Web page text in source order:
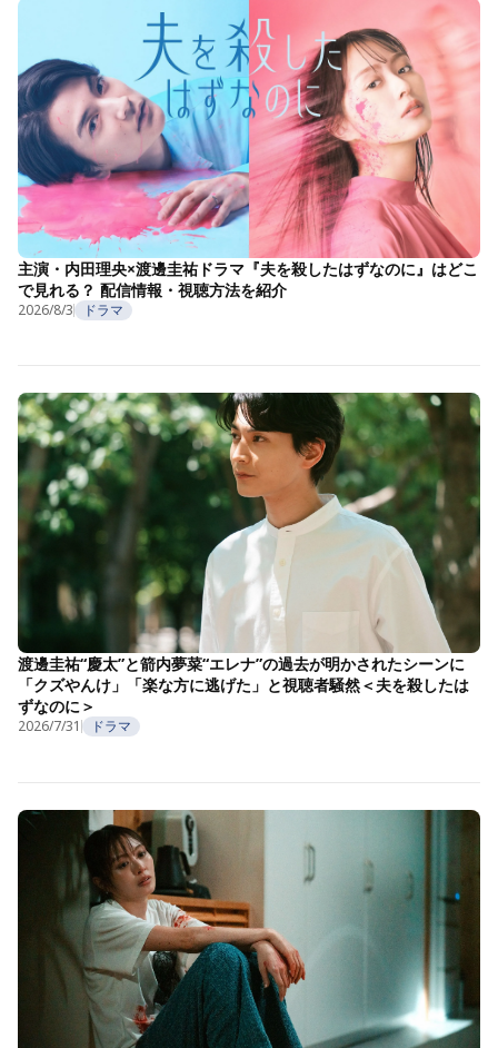
主演・内田理央×渡邊圭祐ドラマ『夫を殺したはずなのに』はどこ
で見れる？ 配信情報・視聴方法を紹介
2026/8/3 ドラマ
渡邊圭祐“慶太”と箭内夢菜“エレナ”の過去が明かされたシーンに
「クズやんけ」「楽な方に逃げた」と視聴者騒然＜夫を殺したは
ずなのに＞
2026/7/31 ドラマ